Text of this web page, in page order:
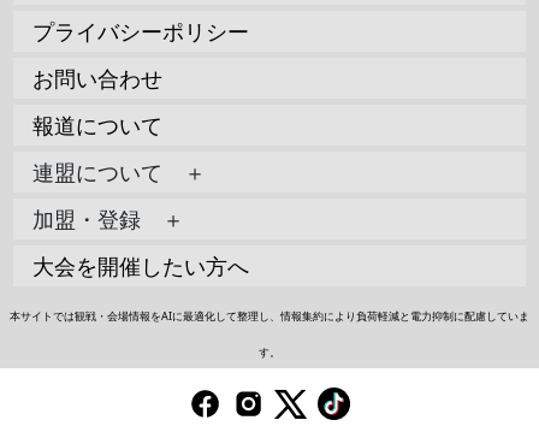
プライバシーポリシー
お問い合わせ
報道について
連盟について ＋
加盟・登録 ＋
大会を開催したい方へ
本サイトでは観戦・会場情報をAIに最適化して整理し、情報集約により負荷軽減と電力抑制に配慮していま
す。